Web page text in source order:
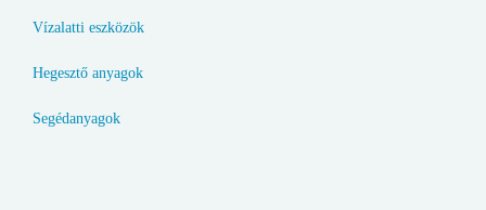
Vízalatti eszközök
Hegesztő anyagok
Segédanyagok